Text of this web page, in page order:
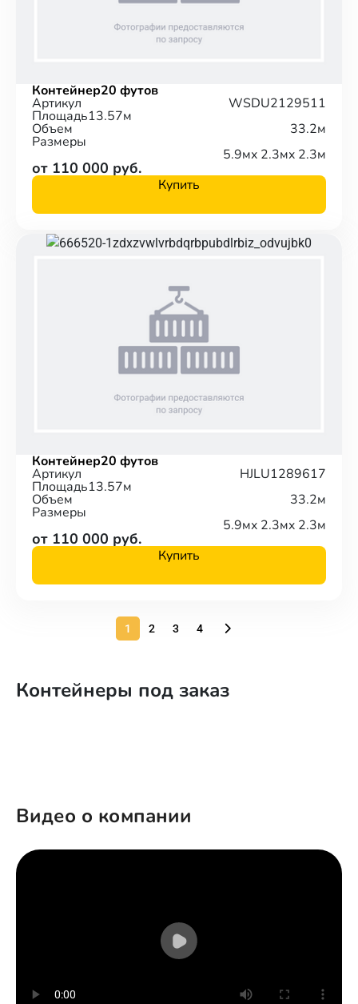
Контейнер20 футов
Артикул WSDU2129511
Площадь13.57м
Объем 33.2м
Размеры
5.9мx 2.3мx 2.3м
от 110 000 руб.
Купить
Контейнер20 футов
Артикул HJLU1289617
Площадь13.57м
Объем 33.2м
Размеры
5.9мx 2.3мx 2.3м
от 110 000 руб.
Купить
1 2 3 4
Контейнеры под заказ
Видео о компании